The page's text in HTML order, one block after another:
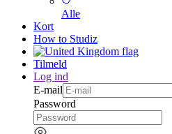
Alle
Kort
How to Studiz
Tilmeld
Log ind
E-mail
Password